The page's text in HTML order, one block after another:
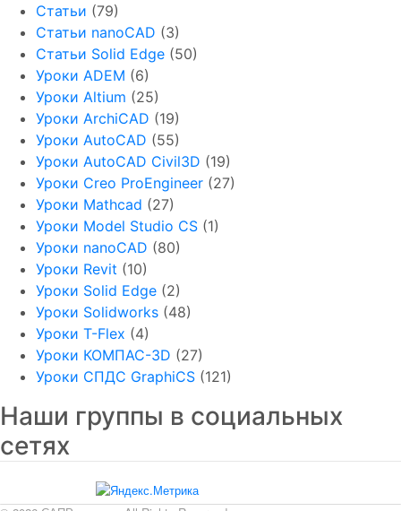
Статьи (79)
Статьи nanoCAD (3)
Статьи Solid Edge (50)
Уроки ADEM (6)
Уроки Altium (25)
Уроки ArchiCAD (19)
Уроки AutoCAD (55)
Уроки AutoCAD Civil3D (19)
Уроки Creo ProEngineer (27)
Уроки Mathcad (27)
Уроки Model Studio CS (1)
Уроки nanoCAD (80)
Уроки Revit (10)
Уроки Solid Edge (2)
Уроки Solidworks (48)
Уроки T-Flex (4)
Уроки КОМПАС-3D (27)
Уроки СПДС GraphiCS (121)
Наши группы в социальных
сетях